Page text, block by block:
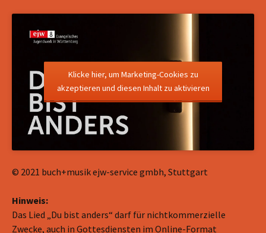
Klicke hier, um Marketing-Cookies zu
akzeptieren und diesen Inhalt zu aktivieren
© 2021 buch+musik ejw-service gmbh, Stuttgart
Hinweis:
Das Lied „Du bist anders“ darf für nichtkommerzielle
Zwecke, auch in Gottesdiensten im Online-Format